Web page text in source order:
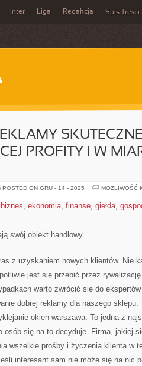
Inter Liga Redakcja Spis Treści
PROFITY I W
POSTED ON GRU - 14 - 2025
MOŻLIWOŚĆ
biznes, ekonomia, finanse, giełda,
swój obiekt handlowy
z uzyskaniem nowych klientów. Nie
jest się przebić przez
warto zwrócić się do
dobrej reklamy dla naszego sklepu.
okien warszawa. To jedna z
osób się na to decyduje. Firma, jakiej
wszelkie prośby i życzenia klienta w
interesant sam nie może się na nic